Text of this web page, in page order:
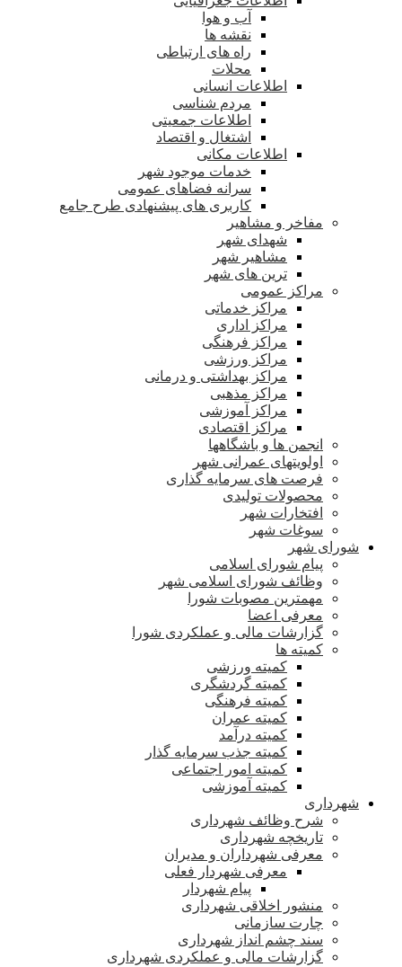
آب و هوا
نقشه ها
راه های ارتباطی
محلات
اطلاعات انسانی
مردم شناسی
اطلاعات جمعیتی
اشتغال و اقتصاد
اطلاعات مکانی
خدمات موجود شهر
سرانه فضاهای عمومی
کاربری های پیشنهادی طرح جامع
مفاخر و مشاهیر
شهدای شهر
مشاهیر شهر
ترین های شهر
مراکز عمومی
مراکز خدماتی
مراکز اداری
مراکز فرهنگی
مراکز ورزشی
مراکز بهداشتی و درمانی
مراکز مذهبی
مراکز آموزشی
مراکز اقتصادی
انجمن ها و باشگاهها
اولویتهای عمرانی شهر
فرصت های سرمایه گذاری
محصولات تولیدی
افتخارات شهر
سوغات شهر
شورای شهر
پیام شورای اسلامی
وظائف شورای اسلامی شهر
مهمترین مصوبات شورا
معرفی اعضا
گزارشات مالی و عملکردی شورا
کمیته ها
کمیته ورزشی
کمیته گردشگری
کمیته فرهنگی
کمیته عمران
کمیته درآمد
کمیته جذب سرمایه گذار
کمیته امور اجتماعی
کمیته آموزشی
شهرداری
شرح وظائف شهرداری
تاریخچه شهرداری
معرفی شهرداران و مدیران
معرفی شهردار فعلی
پیام شهردار
منشور اخلاقی شهرداری
چارت سازمانی
سند چشم انداز شهرداری
گزارشات مالی و عملکردی شهرداری